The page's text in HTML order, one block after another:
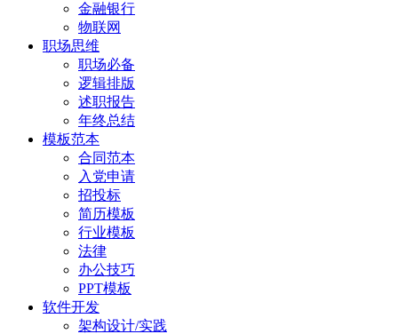
金融银行
物联网
职场思维
职场必备
逻辑排版
述职报告
年终总结
模板范本
合同范本
入党申请
招投标
简历模板
行业模板
法律
办公技巧
PPT模板
软件开发
架构设计/实践